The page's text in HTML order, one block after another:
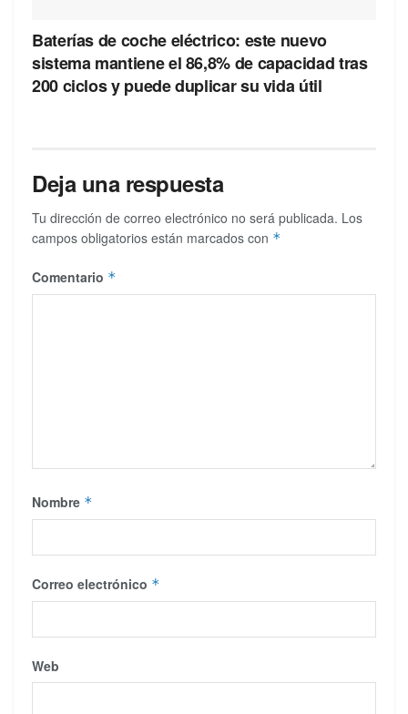
Baterías de coche eléctrico: este nuevo
sistema mantiene el 86,8% de capacidad tras
200 ciclos y puede duplicar su vida útil
Deja una respuesta
Tu dirección de correo electrónico no será publicada. Los
campos obligatorios están marcados con *
Comentario *
Nombre *
Correo electrónico *
Web